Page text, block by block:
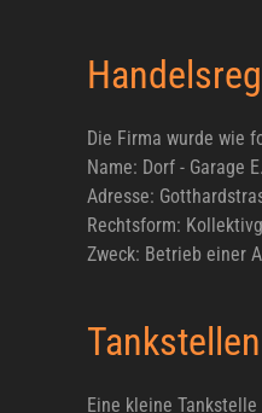
Die Firma wurde wie
Name: Dorf - Garage
Adresse:
Rechtsform:
Zweck: Betrieb einer
Eine kleine